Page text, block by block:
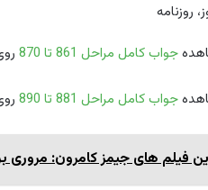
روزنامه
جواب کامل مراحل 861 تا 870
جواب کامل مراحل 881 تا 890
های جیمز کامرون: مروری بر 11 فیلم از کارنامه پادشاه